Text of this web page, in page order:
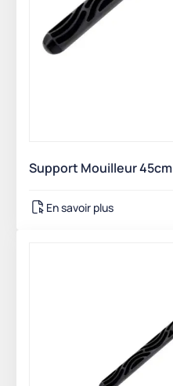
Support Mouilleur 45cm
En savoir plus